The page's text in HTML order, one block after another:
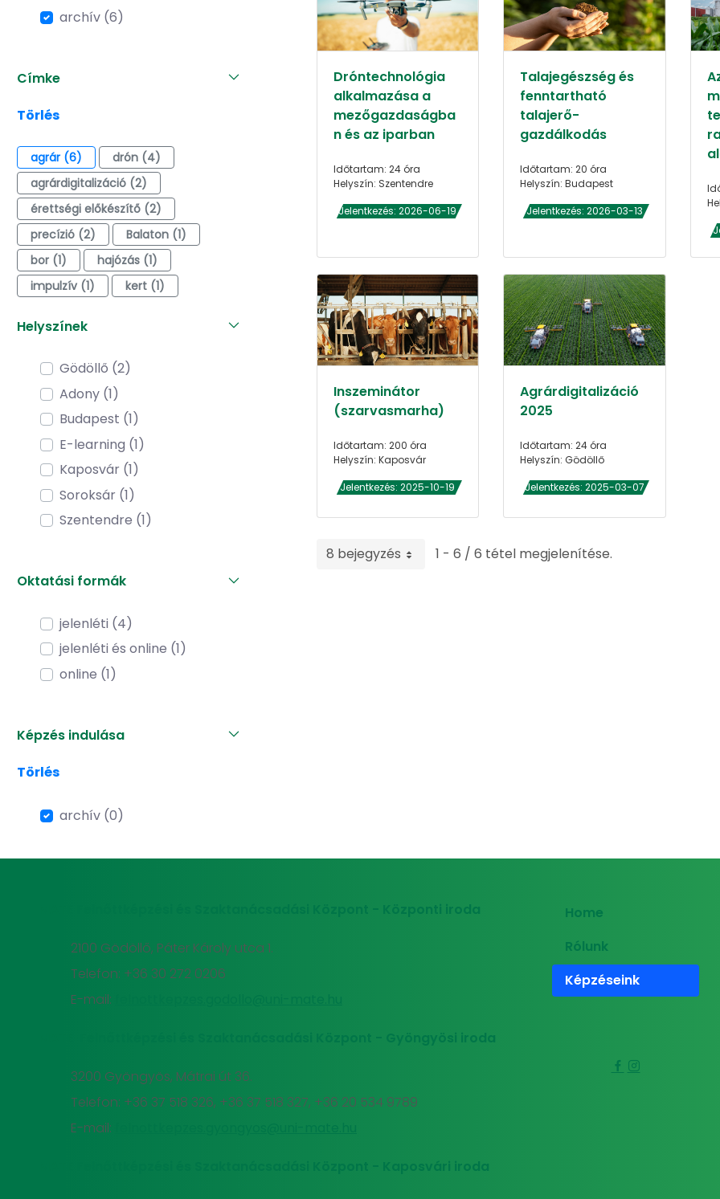
archív (6)
Címke
Törlés
agrár (6)
drón (4)
agrárdigitalizáció (2)
érettségi előkészítő (2)
precízió (2)
Balaton (1)
bor (1)
hajózás (1)
impulzív (1)
kert (1)
Helyszínek
Gödöllő (2)
Adony (1)
Budapest (1)
E-learning (1)
Kaposvár (1)
Soroksár (1)
Szentendre (1)
Oktatási formák
jelenléti (4)
jelenléti és online (1)
online (1)
Képzés indulása
Törlés
archív (0)
Dróntechnológia
alkalmazása a
mezőgazdaságba
n és az iparban
Időtartam: 24 óra
Helyszín: Szentendre
Jelentkezés: 2026-06-19
Talajegészség és
fenntartható
talajerő-
gazdálkodás
Időtartam: 20 óra
Helyszín: Budapest
Jelentkezés: 2026-03-13
Inszeminátor
(szarvasmarha)
Időtartam: 200 óra
Helyszín: Kaposvár
Jelentkezés: 2025-10-19
Agrárdigitalizáció
2025
Időtartam: 24 óra
Helyszín: Gödöllő
Jelentkezés: 2025-03-07
8 bejegyzés 1 - 6 / 6 tétel megjelenítése.
2100 Gödöllő, Páter Károly utca 1.
Telefon: +36 30 272 0206
E-mail:
MATE Felnőttképzési és Szaktanácsadási Központ - Gyöngyösi iroda
3200 Gyöngyös, Mátrai út 36.
Telefon: +36 37 518 326, +36 37 518 327, +36 20 534 9789
E-mail:
Home
Rólunk
Képzéseink